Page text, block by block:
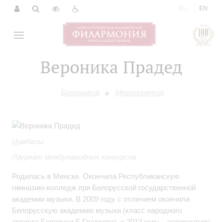
EN
Вероника Прадед
Биография Мероприятия
Цимбалы
Лауреат международных конкурсов
Родилась в Минске. Окончила Республиканскую
гимназию-колледж при Белорусской государственной
академии музыки. В 2009 году с отличием окончила
Белорусскую академию музыки (класс народного